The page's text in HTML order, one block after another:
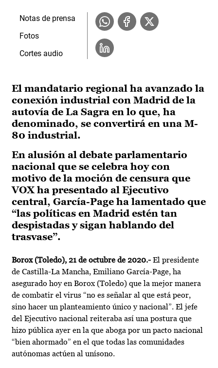
El mandatario regional ha avanzado la
conexión industrial con Madrid de la
autovía de La Sagra en lo que, ha
denominado, se convertirá en una M-
80 industrial.
En alusión al debate parlamentario
nacional que se celebra hoy con
motivo de la moción de censura que
VOX ha presentado al Ejecutivo
central, García-Page ha lamentado que
“las políticas en Madrid estén tan
despistadas y sigan hablando del
trasvase”.
Borox (Toledo), 21 de octubre de 2020.- El presidente
de Castilla-La Mancha, Emiliano García-Page, ha
asegurado hoy en Borox (Toledo) que la mejor manera
de combatir el virus “no es señalar al que está peor,
sino hacer un planteamiento único y nacional”. El jefe
del Ejecutivo nacional reiteraba así una postura que
hizo pública ayer en la que aboga por un pacto nacional
“bien ahormado” en el que todas las comunidades
autónomas actúen al unísono.
Notas de prensa
Fotos
Cortes audio